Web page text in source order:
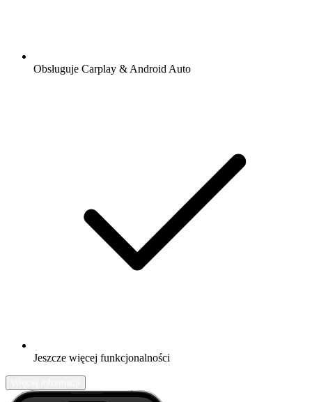
Obsługuje Carplay & Android Auto
Jeszcze więcej funkcjonalności